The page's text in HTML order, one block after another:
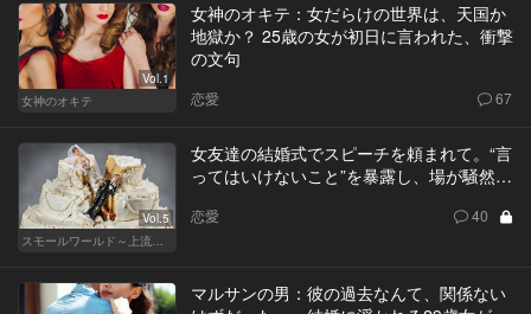
Vol.1
女神のオキテ
女神のオキテ：女だらけの世界は、天国か
地獄か？ 25歳の女が初日に言われた、衝撃
の文句
恋愛 67
Vol.5
スモールワールド～上流階級の社会～
女友達の結婚式でスピーチを頼まれて。“言
ってはいけないこと”を暴露し、場が騒然…
恋愛 40
マルサンの男：彼の過去なんて、関係ない